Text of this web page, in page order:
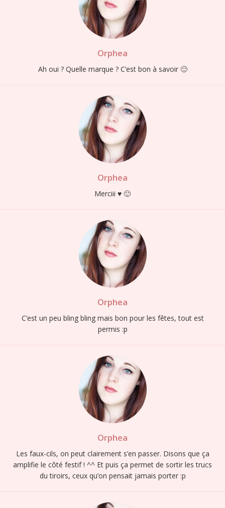
Orphea
Ah oui ? Quelle marque ? C’est bon à savoir 🙂
Orphea
Merciii ♥ 🙂
Orphea
C’est un peu bling bling mais bon pour les fêtes, tout est
permis :p
Orphea
Les faux-cils, on peut clairement s’en passer. Disons que ça
amplifie le côté festif ! ^^ Et puis ça permet de sortir les trucs
du tiroirs, ceux qu’on pensait jamais porter :p